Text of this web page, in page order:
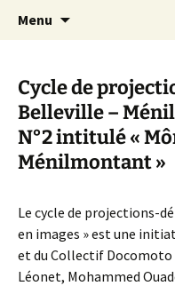
Canal
Menu
Cycle de
Belleville –
N°2 intitulé «
Ménilmontant »
Le cycle de projections-
en images » est une
et du Collectif Docomoto
Léonet, Mohammed